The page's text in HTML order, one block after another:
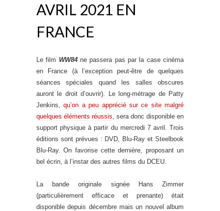
AVRIL 2021 EN
FRANCE
Le film WW84ne passera pas par la case cinéma
en France (à l’exception peut-être de quelques
séances spéciales quand les salles obscures
auront le droit d’ouvrir). Le long-métrage de Patty
Jenkins,qu’on a peu apprécié sur ce site malgré
quelques éléments réussis, sera donc disponible en
support physique à partir du mercredi 7 avril. Trois
éditions sont prévues : DVD, Blu-Ray et Steelbook
Blu-Ray. On favorise cette dernière, proposant un
bel écrin, à l’instar des autres films du DCEU.
La bande originale signée Hans Zimmer
(particulièrement efficace et prenante) était
disponible depuis décembre mais un nouvel album